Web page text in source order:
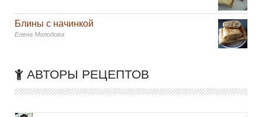
Блины с начинкой
Елена Молодова
АВТОРЫ РЕЦЕПТОВ